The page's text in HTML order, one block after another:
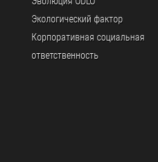
Экологический фактор
Корпоративная социальная
ответственность